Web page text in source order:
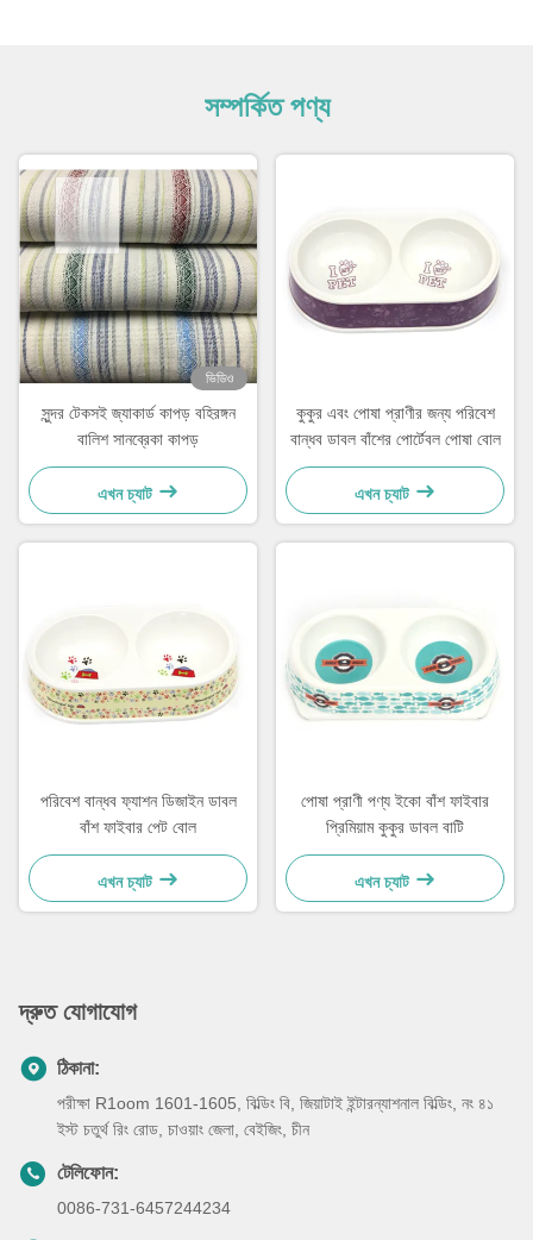
সম্পর্কিত পণ্য
ভিডিও
সুন্দর টেকসই জ্যাকার্ড কাপড় বহিরঙ্গন
বালিশ সানব্রেকা কাপড়
এখন চ্যাট
কুকুর এবং পোষা প্রাণীর জন্য পরিবেশ
বান্ধব ডাবল বাঁশের পোর্টেবল পোষা বোল
এখন চ্যাট
পরিবেশ বান্ধব ফ্যাশন ডিজাইন ডাবল
বাঁশ ফাইবার পেট বোল
এখন চ্যাট
পোষা প্রাণী পণ্য ইকো বাঁশ ফাইবার
প্রিমিয়াম কুকুর ডাবল বাটি
এখন চ্যাট
দ্রুত যোগাযোগ
ঠিকানা:
পরীক্ষা R1oom 1601-1605, বিল্ডিং বি, জিয়াটাই ইন্টারন্যাশনাল বিল্ডিং, নং ৪১
ইস্ট চতুর্থ রিং রোড, চাওয়াং জেলা, বেইজিং, চীন
টেলিফোন:
0086-731-6457244234